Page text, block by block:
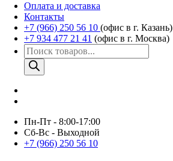
Оплата и доставка
Контакты
+7 (966) 250 56 10 (офис в г. Казань)
+7 934 477 21 41 (офис в г. Москва)
Поиск
товаров
Пн-Пт - 8:00-17:00
Сб-Вс - Выходной
+7 (966) 250 56 10